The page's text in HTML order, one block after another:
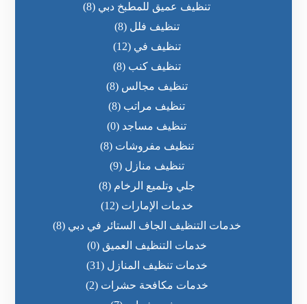
تنظيف عميق للمطبخ دبي (8)
تنظيف فلل (8)
تنظيف في (12)
تنظيف كنب (8)
تنظيف مجالس (8)
تنظيف مراتب (8)
تنظيف مساجد (0)
تنظيف مفروشات (8)
تنظيف منازل (9)
جلي وتلميع الرخام (8)
خدمات الإمارات (12)
خدمات التنظيف الجاف الستائر في دبي (8)
خدمات التنظيف العميق (0)
خدمات تنظيف المنازل (31)
خدمات مكافحة حشرات (2)